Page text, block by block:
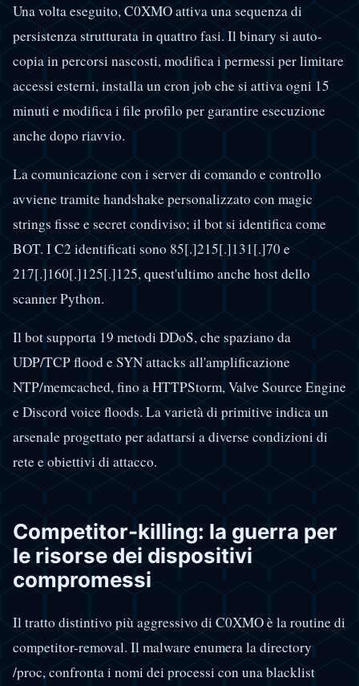
Una volta eseguito, C0XMO attiva una sequenza di
persistenza strutturata in quattro fasi. Il binary si auto-
copia in percorsi nascosti, modifica i permessi per limitare
accessi esterni, installa un cron job che si attiva ogni 15
minuti e modifica i file profilo per garantire esecuzione
anche dopo riavvio.
La comunicazione con i server di comando e controllo
avviene tramite handshake personalizzato con magic
strings fisse e secret condiviso; il bot si identifica come
BOT. I C2 identificati sono 85[.]215[.]131[.]70 e
217[.]160[.]125[.]125, quest'ultimo anche host dello
scanner Python.
Il bot supporta 19 metodi DDoS, che spaziano da
UDP/TCP flood e SYN attacks all'amplificazione
NTP/memcached, fino a HTTPStorm, Valve Source Engine
e Discord voice floods. La varietà di primitive indica un
arsenale progettato per adattarsi a diverse condizioni di
rete e obiettivi di attacco.
Competitor-killing: la guerra per
le risorse dei dispositivi
compromessi
Il tratto distintivo più aggressivo di C0XMO è la routine di
competitor-removal. Il malware enumera la directory
/proc, confronta i nomi dei processi con una blacklist